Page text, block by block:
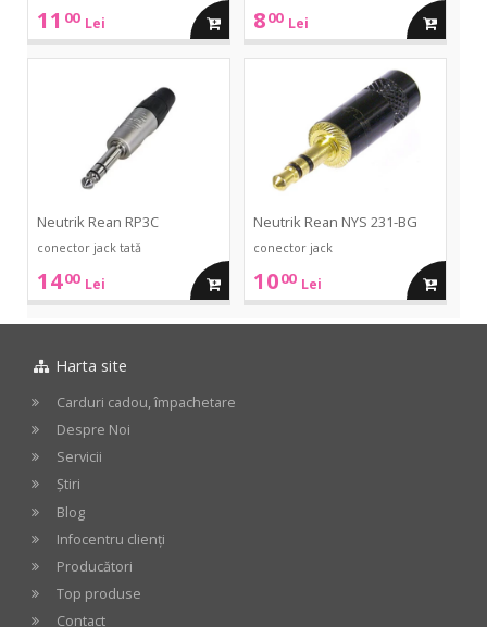
11 00 Lei adauga 800 Lei adauga
cos
Neutrik Rean RP3C
conector jack tată
1400 Lei adauga
in
Neutrik Rean NYS 231-BG
conector jack
1000 Lei adauga
in
Harta site
Carduri cadou, împachetare
Despre Noi
Servicii
Știri
Blog
Infocentru clienți
Producători
Top produse
Contact